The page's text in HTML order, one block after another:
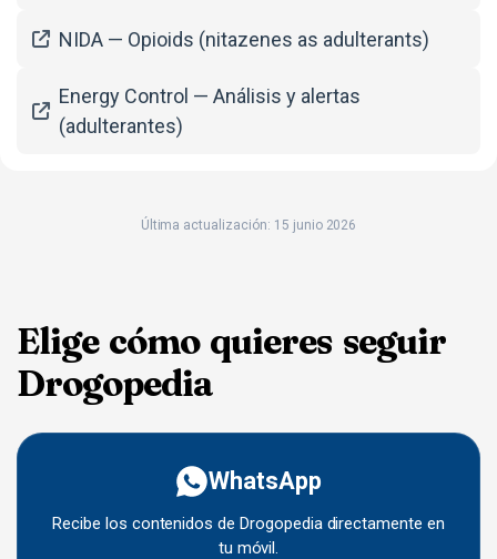
NIDA — Opioids (nitazenes as adulterants)
Energy Control — Análisis y alertas
(adulterantes)
Última actualización: 15 junio 2026
Elige cómo quieres seguir
Drogopedia
WhatsApp
Recibe los contenidos de Drogopedia directamente en
tu móvil.